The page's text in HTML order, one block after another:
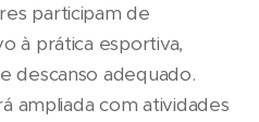
participam de
à prática esportiva,
descanso adequado.
ampliada com atividades